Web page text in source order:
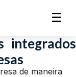
☰
integrados
de maneira